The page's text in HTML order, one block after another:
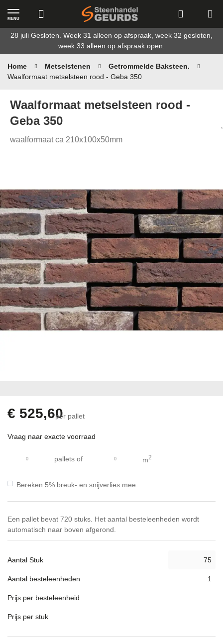
Ga
de
inhoud
28 juli Gesloten. Week 31 alleen op afspraak, week 32 gesloten,
week 33 alleen op afspraak open.
MENU
Home Metselstenen
Getrommelde Baksteen.
Waalformaat metselsteen rood - Geba 350
Waalformaat metselsteen rood -
Geba 350
waalformaat ca 210x100x50mm
van
de
afbeeldingen-
gallerij
begin
van
afbeeldingen-
€ 525,60per pallet
Vraag naar exacte voorraad
pallets of m2
Bereken 5% breuk- en snijverlies mee.
Een pallet bevat 720 stuks. Het aantal besteleenheden wordt
automatisch naar boven afgerond.
Aantal Stuk
Aantal besteleenheden
Prijs per besteleenheid
Prijs per stuk